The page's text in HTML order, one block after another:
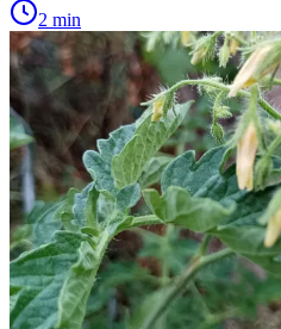
2 min